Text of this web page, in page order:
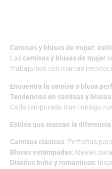
Camisas y blusas de mujer:
Lascamisas y blusas de mujer
Trabajamos con marcas
Encuentra la camisa o blusa
Tendencias en camisas y
Cada temporada trae consigo
Estilos que marcan la diferencia
Camisas clásicas: Perfectas
Blusas estampadas: Ideales
Diseños boho y románticos: